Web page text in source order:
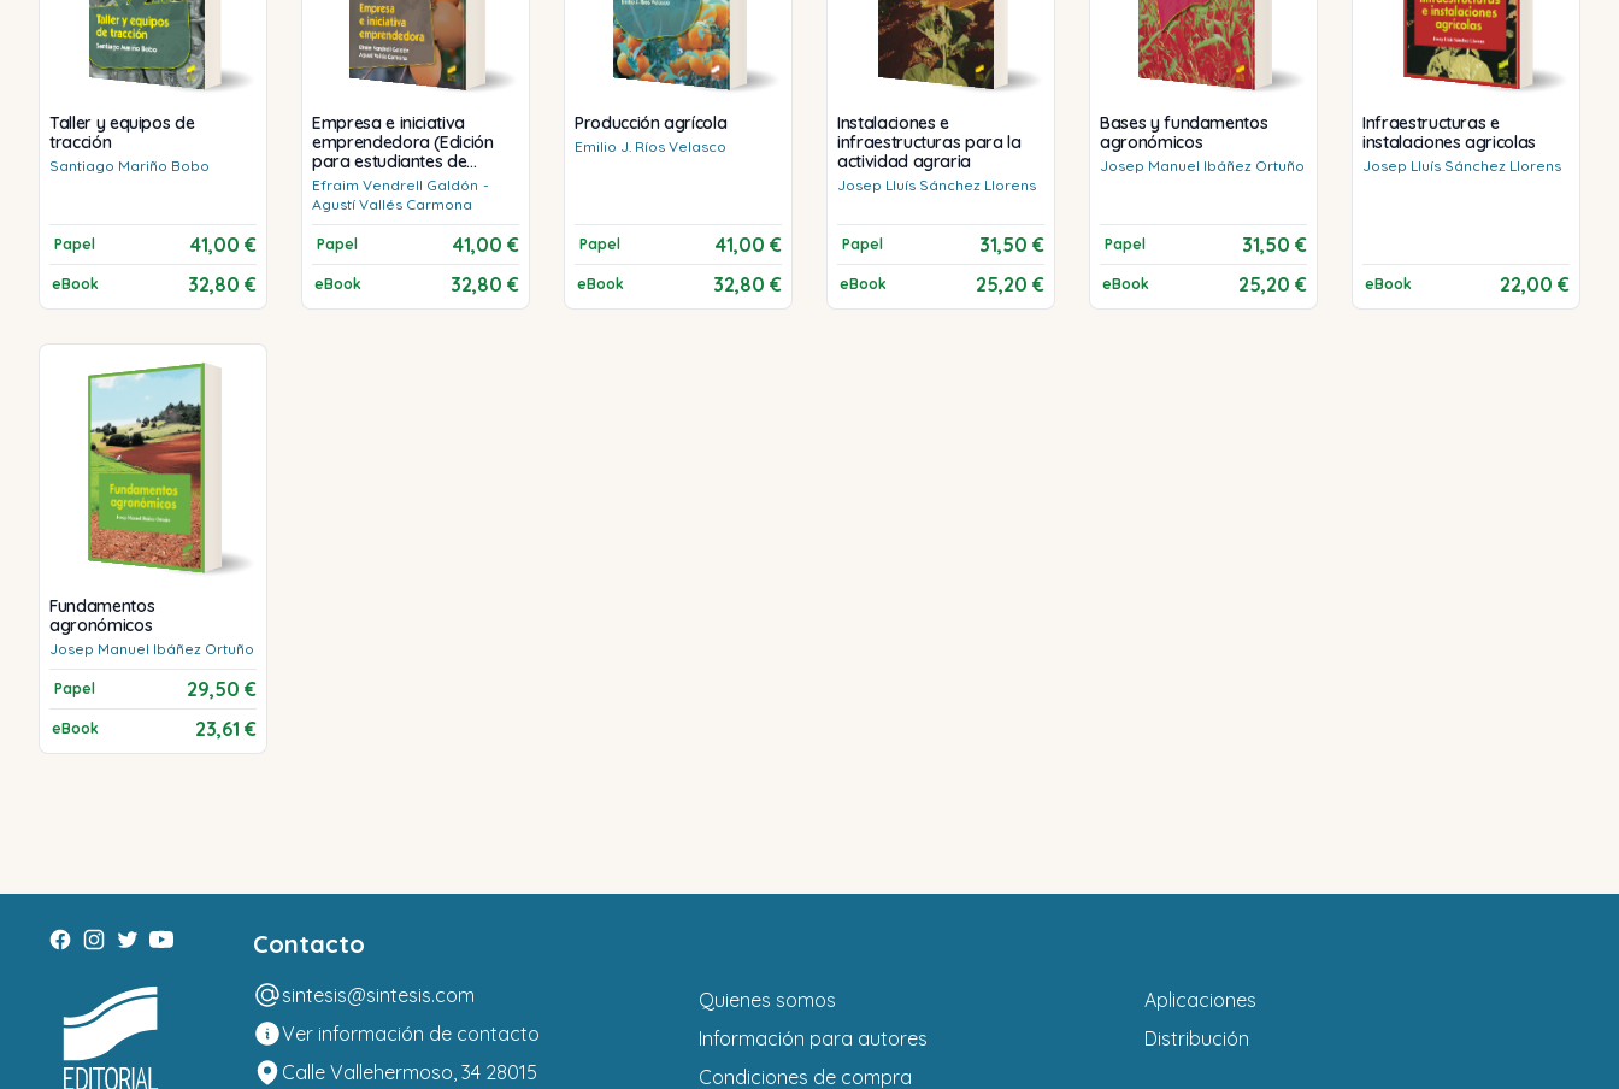
Taller y equipos de
tracción
Santiago Mariño Bobo
Papel 41,00 €
eBook 32,80 €
Empresa e iniciativa
emprendedora (Edición
para estudiantes de
Agraria)
Efraim Vendrell Galdón -
Agustí Vallés Carmona
Papel 41,00 €
eBook 32,80 €
Producción agrícola
Emilio J. Ríos Velasco
Papel 41,00 €
eBook 32,80 €
Instalaciones e
infraestructuras para la
actividad agraria
Josep Lluís Sánchez Llorens
Papel 31,50 €
eBook 25,20 €
Bases y fundamentos
agronómicos
Josep Manuel Ibáñez Ortuño
Papel 31,50 €
eBook 25,20 €
Infraestructuras e
instalaciones agricolas
Josep Lluís Sánchez Llorens
eBook 22,00 €
Fundamentos
agronómicos
Josep Manuel Ibáñez Ortuño
Papel 29,50 €
eBook 23,61 €
Contacto
sintesis@sintesis.com
Ver información de contacto
Calle Vallehermoso, 34 28015
Quienes somos
Información para autores
Condiciones de compra
Aplicaciones
Distribución